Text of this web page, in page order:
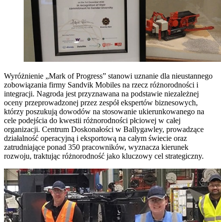
Wyróżnienie „Mark of Progress” stanowi uznanie dla nieustannego
zobowiązania firmy Sandvik Mobiles na rzecz różnorodności i
integracji. Nagroda jest przyznawana na podstawie niezależnej
oceny przeprowadzonej przez zespół ekspertów biznesowych,
którzy poszukują dowodów na stosowanie ukierunkowanego na
cele podejścia do kwestii różnorodności płciowej w całej
organizacji. Centrum Doskonałości w Ballygawley, prowadzące
działalność operacyjną i eksportową na całym świecie oraz
zatrudniające ponad 350 pracowników, wyznacza kierunek
rozwoju, traktując różnorodność jako kluczowy cel strategiczny.